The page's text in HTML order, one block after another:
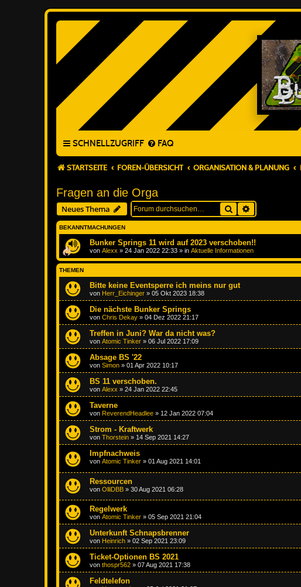
SCHNELLZUGRIFF FAQ
STARTSEITE FOREN-ÜBERSICHT ORGANISATION & PLANUNG
Fragen an die Orga
Neues Thema Suche
BEKANNTMACHUNGEN
Bunker Springs 11 wird auf 2023 verschoben!!
von Alexx » 24 Jan 2022 22:33 » in Aktuelle Informationen
THEMEN
Bitte keine Eventsperre ich meins nur gut
von Herr_Eichinger » 05 Okt 2023 18:38
Die nächste Bunker Springs
von Chris Dekay » 04 Dez 2022 21:17
Treffen in Juni? War da nicht was?
von Atomic Tinker » 06 Jul 2022 17:09
Absage BS '22
von Simon » 01 Apr 2022 10:17
BS 11 verschoben.
von Alexx » 24 Jan 2022 22:45
Taverne
von ReverendHeadlee » 12 Jan 2022 07:04
Strom - Kraftwerk
von Thorstein » 14 Sep 2021 14:27
Impfnachweis
von Atomic Tinker » 01 Aug 2021 14:01
Ressourcen
von OlliDBB » 30 Aug 2021 06:28
Regelwerk
von Atomic Tinker » 05 Sep 2021 21:04
Unterkunft Schnapsbrenner
von Heinrich » 02 Sep 2021 23:09
Ticket-Optionen BS 2021
von thospr562 » 07 Aug 2021 17:38
Feldtelefon